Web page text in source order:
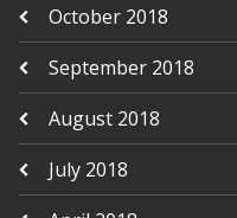
October 2018
September 2018
August 2018
July 2018